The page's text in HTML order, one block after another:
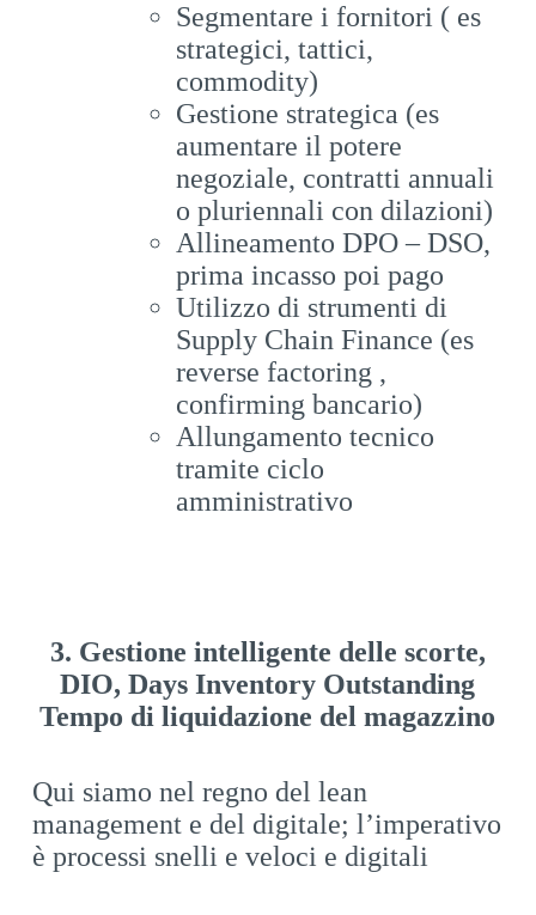
Segmentare i fornitori ( es
strategici, tattici,
commodity)
Gestione strategica (es
aumentare il potere
negoziale, contratti annuali
o pluriennali con dilazioni)
Allineamento DPO – DSO,
prima incasso poi pago
Utilizzo di strumenti di
Supply Chain Finance (es
reverse factoring ,
confirming bancario)
Allungamento tecnico
tramite ciclo
amministrativo
3. Gestione intelligente delle scorte,
DIO, Days Inventory Outstanding
Tempo di liquidazione del magazzino
Qui siamo nel regno del lean
management e del digitale; l’imperativo
è processi snelli e veloci e digitali